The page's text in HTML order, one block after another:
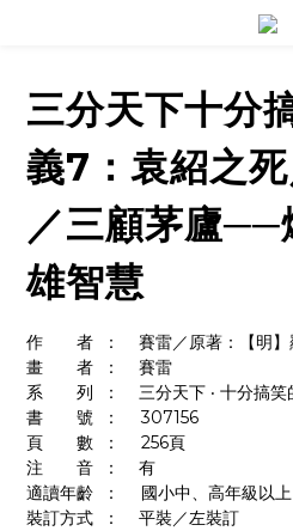
三分天下十分
義7：袁紹之
／三顧茅廬──
雄智慧
作　　者	：    賽雷／原著：【
畫　　者	：    賽雷
系　　列	：    三分天下 ‧ 十分
書　　號	：	307156
頁　　數	：	256頁
注　　音	：    有
適讀年齡	：	國小中、高年級以上
裝訂方式	：    平裝／左裝訂